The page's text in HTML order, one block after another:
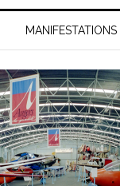
MANIFESTATIONS